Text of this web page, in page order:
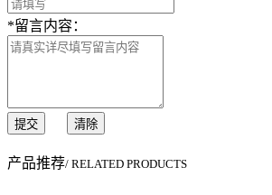
*留言内容：
提交 清除
产品推荐/ RELATED PRODUCTS